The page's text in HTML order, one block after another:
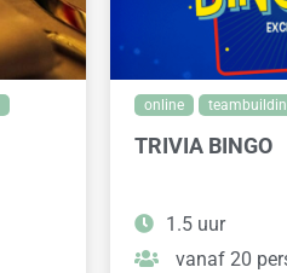
online
TRIVIA BINGO
1.5 uur
vanaf 20